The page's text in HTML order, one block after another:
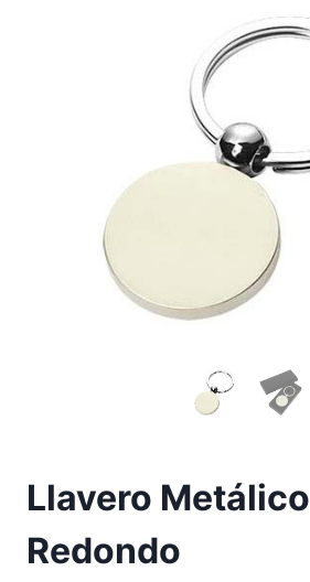
Llavero Metálico
Redondo